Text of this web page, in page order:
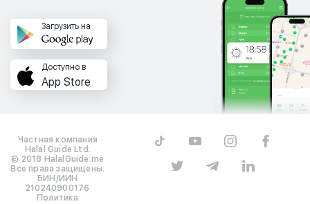
Загрузить на
Доступно в
App Store
Частная компания
Halal Guide Ltd.
© 2018 HalalGuide.me
Все права защищены.
БИН/ИИН
210240900176
Политика